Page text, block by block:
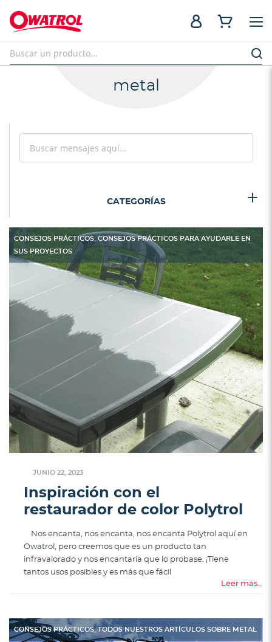
metal
JUNIO 22, 2023
CONSEJOS PRÁCTICOS, CONSEJOS PRÁCTICOS PARA AYUDARLE EN
SUS PROYECTOS
Inspiración con el
restaurador de color Polytrol
Nos encanta, nos encanta, nos encanta Polytrol aquí en
Owatrol, pero creemos que es un producto tan
infravalorado y nos encantaría que lo probase. ¡Tiene
tantos usos posibles y es más que fácil
Leer más...
CONSEJOS PRÁCTICOS,TODOS NUESTROS ARTÍCULOS SOBRE METAL
Search
CATEGORÍAS